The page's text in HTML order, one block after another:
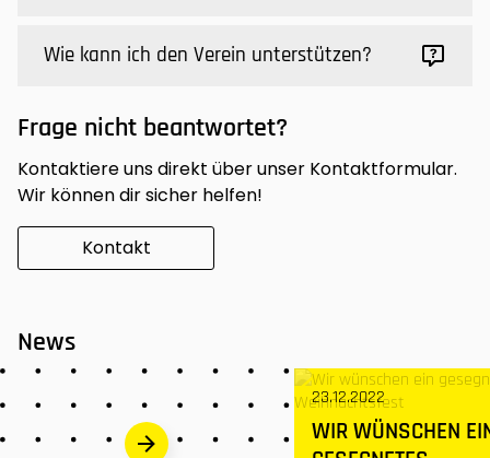
Wie kann ich den Verein unterstützen?
Frage nicht beantwortet?
Kontaktiere uns direkt über unser Kontaktformular.
Wir können dir sicher helfen!
Kontakt
News
23.12.2022
WIR WÜNSCHEN